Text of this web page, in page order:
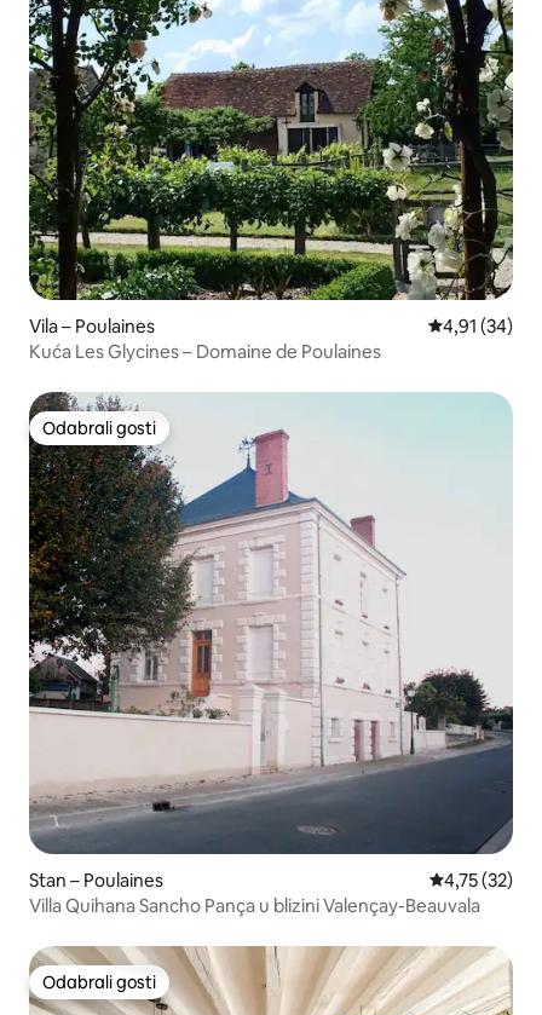
Vila – Poulaines Prosječna
4,91 (34)
Kuća Les Glycines – Domaine de Poulaines
Odabrali gosti
Odabrali gosti
Stan – Poulaines Prosječna
4,75 (32)
Villa Quihana Sancho Pança u blizini Valençay-Beauvala
Odabrali gosti
Odabrali gosti